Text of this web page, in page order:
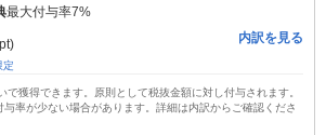
最大付与率7%
定
内訳を見る
で獲得できます。原則として税抜金額に対し付与されます。
率が少ない場合があります。詳細は内訳からご確認くださ